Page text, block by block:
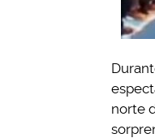
norte